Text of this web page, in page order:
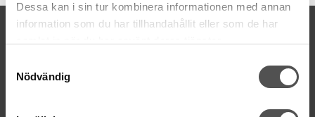
Dessa kan i sin tur kombinera informationen med annan
information som du har tillhandahållit eller som de har
Nödvändig
KONTAKTA OSS
Tel. 018-150525